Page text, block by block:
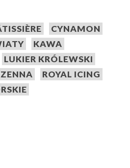
CYNAMON
KAWA
LUKIER KRÓLEWSKI
ROYAL ICING